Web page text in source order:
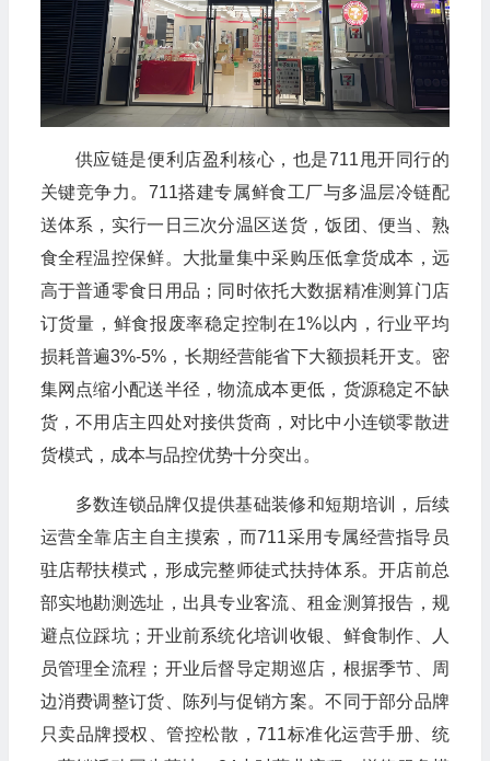
供应链是便利店盈利核心，也是711甩开同行的
关键竞争力。711搭建专属鲜食工厂与多温层冷链配
送体系，实行一日三次分温区送货，饭团、便当、熟
食全程温控保鲜。大批量集中采购压低拿货成本，远
高于普通零食日用品；同时依托大数据精准测算门店
订货量，鲜食报废率稳定控制在1%以内，行业平均
损耗普遍3%-5%，长期经营能省下大额损耗开支。密
集网点缩小配送半径，物流成本更低，货源稳定不缺
货，不用店主四处对接供货商，对比中小连锁零散进
货模式，成本与品控优势十分突出。
多数连锁品牌仅提供基础装修和短期培训，后续
运营全靠店主自主摸索，而711采用专属经营指导员
驻店帮扶模式，形成完整师徒式扶持体系。开店前总
部实地勘测选址，出具专业客流、租金测算报告，规
避点位踩坑；开业前系统化培训收银、鲜食制作、人
员管理全流程；开业后督导定期巡店，根据季节、周
边消费调整订货、陈列与促销方案。不同于部分品牌
只卖品牌授权、管控松散，711标准化运营手册、统